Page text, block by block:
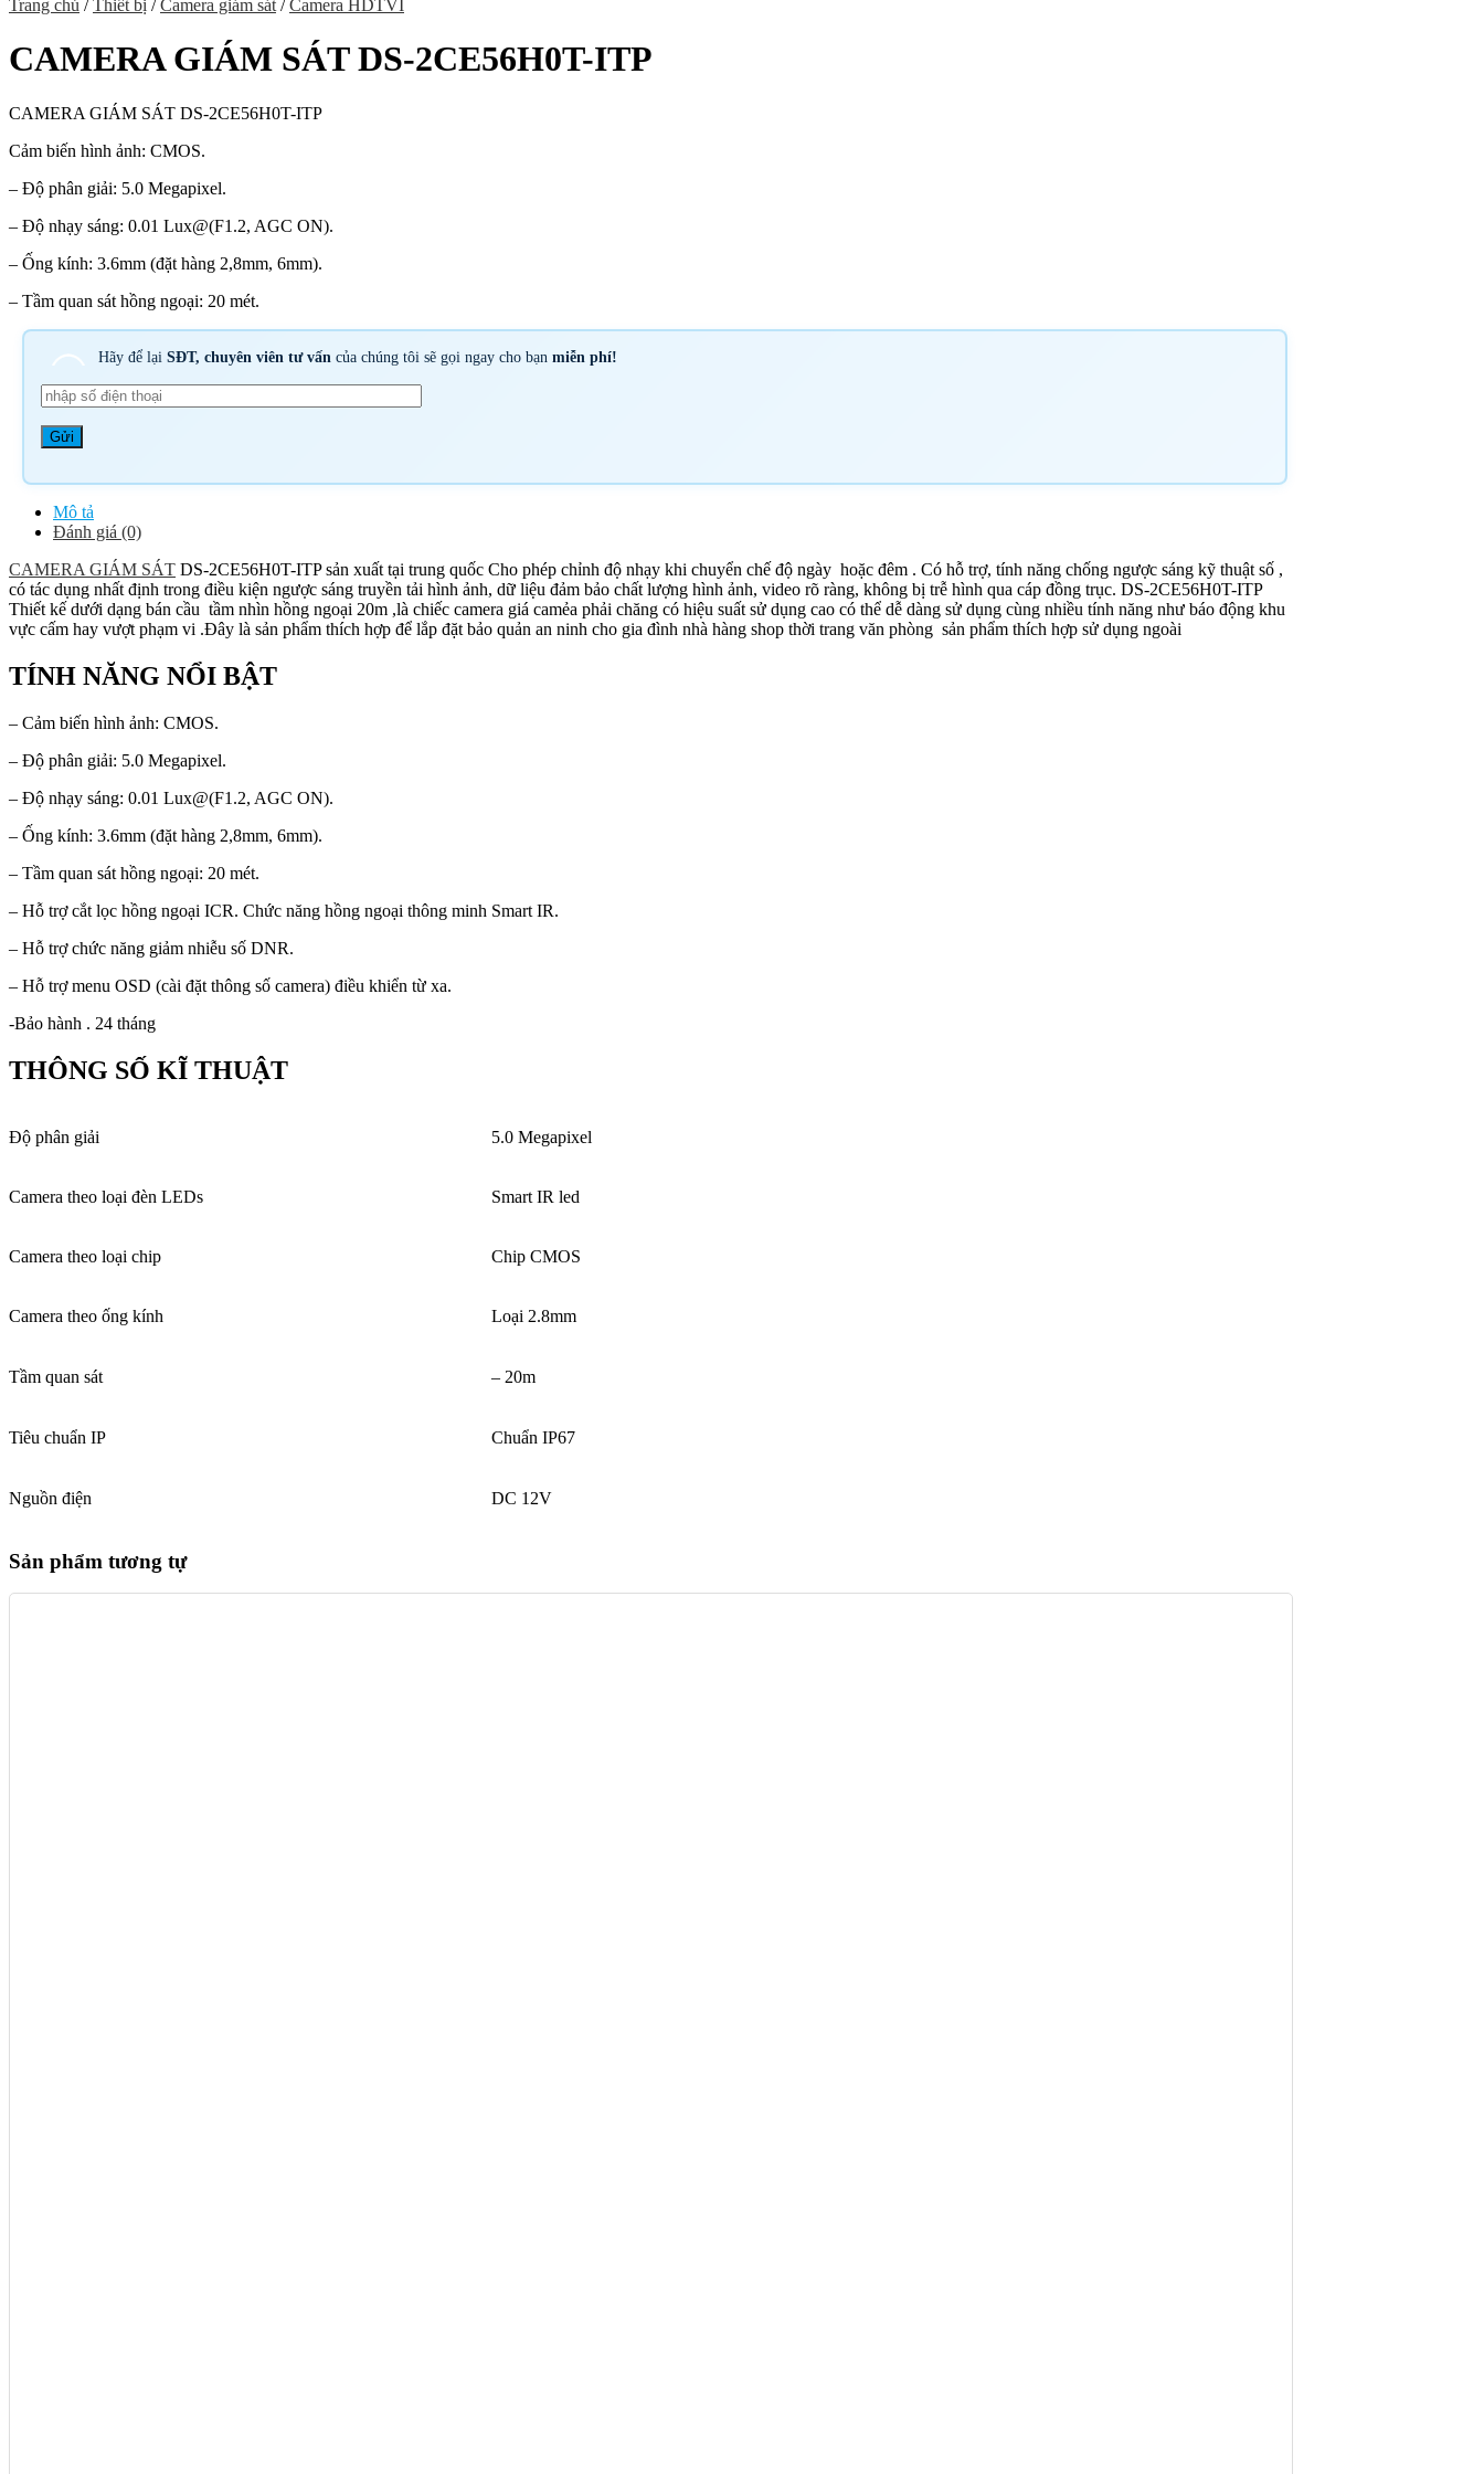
Trang chủ / Thiết bị / Camera giám sát / Camera HDTVI
CAMERA GIÁM SÁT DS-2CE56H0T-ITP
CAMERA GIÁM SÁT DS-2CE56H0T-ITP
Cảm biến hình ảnh: CMOS.
– Độ phân giải: 5.0 Megapixel.
– Độ nhạy sáng: 0.01 Lux@(F1.2, AGC ON).
– Ống kính: 3.6mm (đặt hàng 2,8mm, 6mm).
– Tầm quan sát hồng ngoại: 20 mét.
Hãy để lạiSĐT, chuyên viên tư vấncủa chúng tôi sẽ gọi ngay cho bạn miễn phí!
Mô tả
Đánh giá (0)
CAMERA GIÁM SÁT DS-2CE56H0T-ITP sản xuất tại trung quốc Cho phép chỉnh độ nhạy khi chuyển chế độ ngày hoặc đêm . Có hỗ trợ, tính năng chống ngược sáng kỹ thuật số ,
có tác dụng nhất định trong điều kiện ngược sáng truyền tải hình ảnh, dữ liệu đảm bảo chất lượng hình ảnh, video rõ ràng, không bị trễ hình qua cáp đồng trục. DS-2CE56H0T-ITP
Thiết kế dưới dạng bán cầu tầm nhìn hồng ngoại 20m ,là chiếc camera giá camẻa phải chăng có hiệu suất sử dụng cao có thể dễ dàng sử dụng cùng nhiều tính năng như báo động khu
vực cấm hay vượt phạm vi .Đây là sản phẩm thích hợp để lắp đặt bảo quản an ninh cho gia đình nhà hàng shop thời trang văn phòng sản phẩm thích hợp sử dụng ngoài
TÍNH NĂNG NỔI BẬT
– Cảm biến hình ảnh: CMOS.
– Độ phân giải: 5.0 Megapixel.
– Độ nhạy sáng: 0.01 Lux@(F1.2, AGC ON).
– Ống kính: 3.6mm (đặt hàng 2,8mm, 6mm).
– Tầm quan sát hồng ngoại: 20 mét.
– Hỗ trợ cắt lọc hồng ngoại ICR. Chức năng hồng ngoại thông minh Smart IR.
– Hỗ trợ chức năng giảm nhiễu số DNR.
– Hỗ trợ menu OSD (cài đặt thông số camera) điều khiển từ xa.
-Bảo hành . 24 tháng
THÔNG SỐ KĨ THUẬT
Độ phân giải 5.0 Megapixel
Camera theo loại đèn LEDs Smart IR led
Camera theo loại chip Chip CMOS
Camera theo ống kính Loại 2.8mm
Tầm quan sát – 20m
Tiêu chuẩn IP Chuẩn IP67
Nguồn điện DC 12V
Sản phẩm tương tự